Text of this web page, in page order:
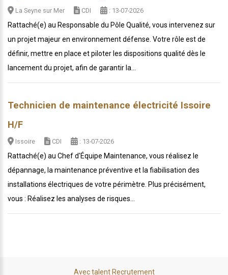
La Seyne sur Mer CDI : 13-07-2026
Rattaché(e) au Responsable du Pôle Qualité, vous intervenez sur
un projet majeur en environnement défense. Votre rôle est de
définir, mettre en place et piloter les dispositions qualité dès le
lancement du projet, afin de garantir la...
Technicien de maintenance électricité Issoire
H/F
Issoire CDI : 13-07-2026
Rattaché(e) au Chef d'Équipe Maintenance, vous réalisez le
dépannage, la maintenance préventive et la fiabilisation des
installations électriques de votre périmètre. Plus précisément,
vous : Réalisez les analyses de risques...
Avec talent Recrutement